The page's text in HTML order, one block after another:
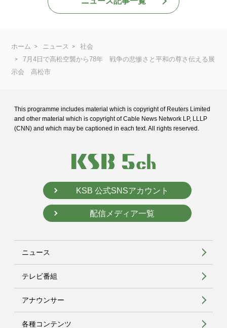
ホーム ニュース
社会
7月4日で高松空襲から78年 戦争の悲惨さと平和の尊さ伝える展
示会 高松市
This programme includes material which is copyright of Reuters Limited
and other material which is copyright of Cable News Network LP, LLLP
(CNN) and which may be captioned in each text. All rights reserved.
KSB 公式SNSアカウント
配信メディア一覧
ニュース
テレビ番組
アナウンサー
各種コンテンツ